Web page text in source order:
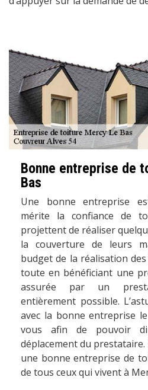
Bonne entreprise de
Bas
Une bonne entreprise
mérite la confiance de
projettent de réaliser
la couverture de leurs
budget de la réalisation
toute en bénéficiant une
assurée par un
entièrement possible.
avec la bonne entreprise
vous afin de pouvoir
déplacement du
une bonne entreprise de
de tous ceux qui vivent à